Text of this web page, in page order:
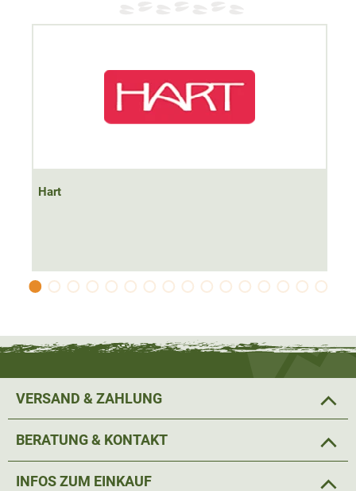
Hart
VERSAND & ZAHLUNG
BERATUNG & KONTAKT
INFOS ZUM EINKAUF